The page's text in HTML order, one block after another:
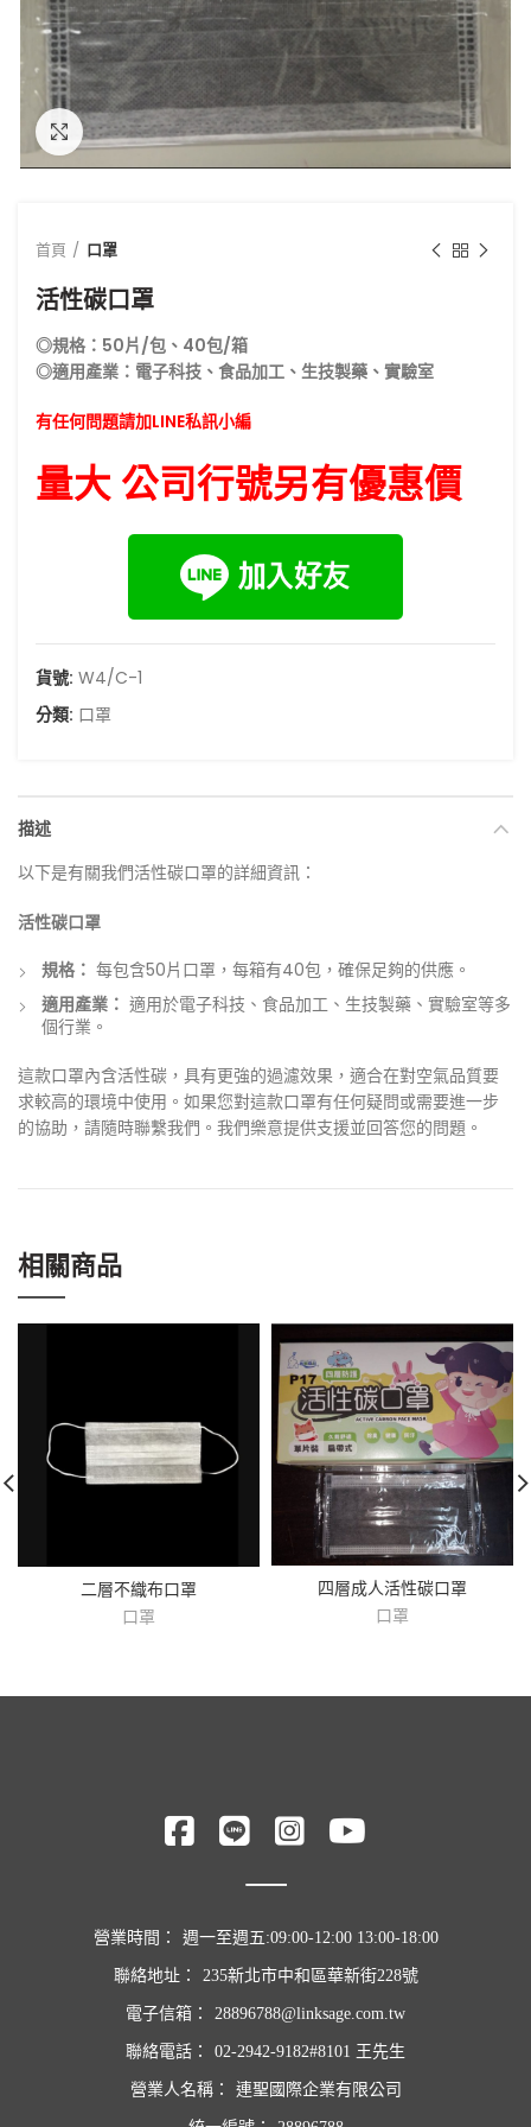
點擊放大
首頁 口罩
活性碳口罩
◎規格：50片/包、40包/箱
◎適用產業：電子科技、食品加工、生技製藥、實驗室
有任何問題請加LINE私訊小編
量大 公司行號另有優惠價
貨號: W4/C-1
分類: 口罩
描述
以下是有關我們活性碳口罩的詳細資訊：
活性碳口罩
規格： 每包含50片口罩，每箱有40包，確保足夠的供應。
適用產業： 適用於電子科技、食品加工、生技製藥、實驗室等多
個行業。
這款口罩內含活性碳，具有更強的過濾效果，適合在對空氣品質要
求較高的環境中使用。如果您對這款口罩有任何疑問或需要進一步
的協助，請隨時聯繫我們。我們樂意提供支援並回答您的問題。
相關商品
二層不織布口罩
口罩
四層成人活性碳口罩
口罩
營業時間： 週一至週五:09:00-12:00 13:00-18:00
聯絡地址： 235新北市中和區華新街228號
電子信箱： 28896788@linksage.com.tw
聯絡電話： 02-2942-9182#8101 王先生
營業人名稱： 連聖國際企業有限公司